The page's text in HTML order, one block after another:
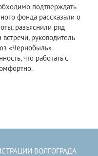
подтверждать
фонда рассказали о
разъяснили ряд
руководитель
«Чернобыль»
что работать с
ВОЛГОГРАДА